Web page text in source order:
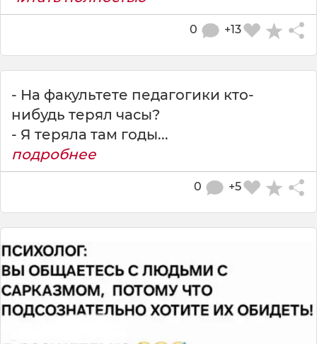
+13
0
- На факультете педагогики кто-
нибудь терял часы?
- Я теряла там годы...
подробнее
+5
0